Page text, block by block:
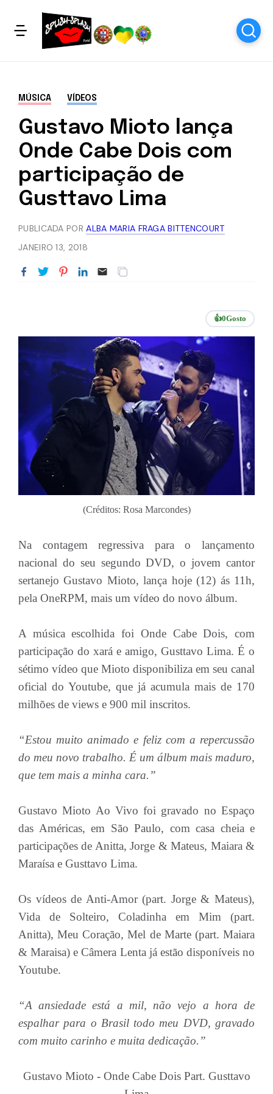
MÚSICA VÍDEOS
Gustavo Mioto lança
Onde Cabe Dois com
participação de
Gusttavo Lima
PUBLICADA PORALBA MARIA FRAGA BITTENCOURT
JANEIRO 13, 2018
👍0Gosto
(Créditos: Rosa Marcondes)
Na contagem regressiva para o lançamento
nacional do seu segundo DVD, o jovem cantor
sertanejo Gustavo Mioto, lança hoje (12) ás 11h,
pela OneRPM, mais um vídeo do novo álbum.
A música escolhida foi Onde Cabe Dois, com
participação do xará e amigo, Gusttavo Lima. É o
sétimo vídeo que Mioto disponibiliza em seu canal
oficial do Youtube, que já acumula mais de 170
milhões de views e 900 mil inscritos.
“Estou muito animado e feliz com a repercussão
do meu novo trabalho. É um álbum mais maduro,
que tem mais a minha cara.”
Gustavo Mioto Ao Vivo foi gravado no Espaço
das Américas, em São Paulo, com casa cheia e
participações de Anitta, Jorge & Mateus, Maiara &
Maraísa e Gusttavo Lima.
Os vídeos de Anti-Amor (part. Jorge & Mateus),
Vida de Solteiro, Coladinha em Mim (part.
Anitta), Meu Coração, Mel de Marte (part. Maiara
& Maraisa) e Câmera Lenta já estão disponíveis no
Youtube.
“A ansiedade está a mil, não vejo a hora de
espalhar para o Brasil todo meu DVD, gravado
com muito carinho e muita dedicação.”
Gustavo Mioto - Onde Cabe Dois Part. Gusttavo